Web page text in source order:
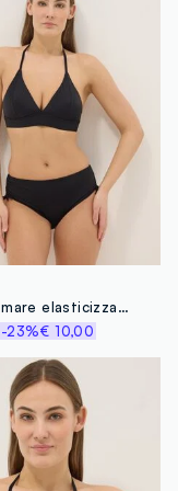
Slip da mare elasticizzato nero con dettagli arricciati
-23%€ 10,00